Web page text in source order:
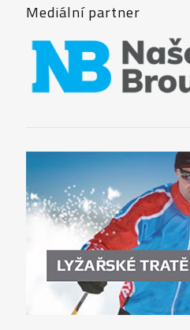
Mediální partner